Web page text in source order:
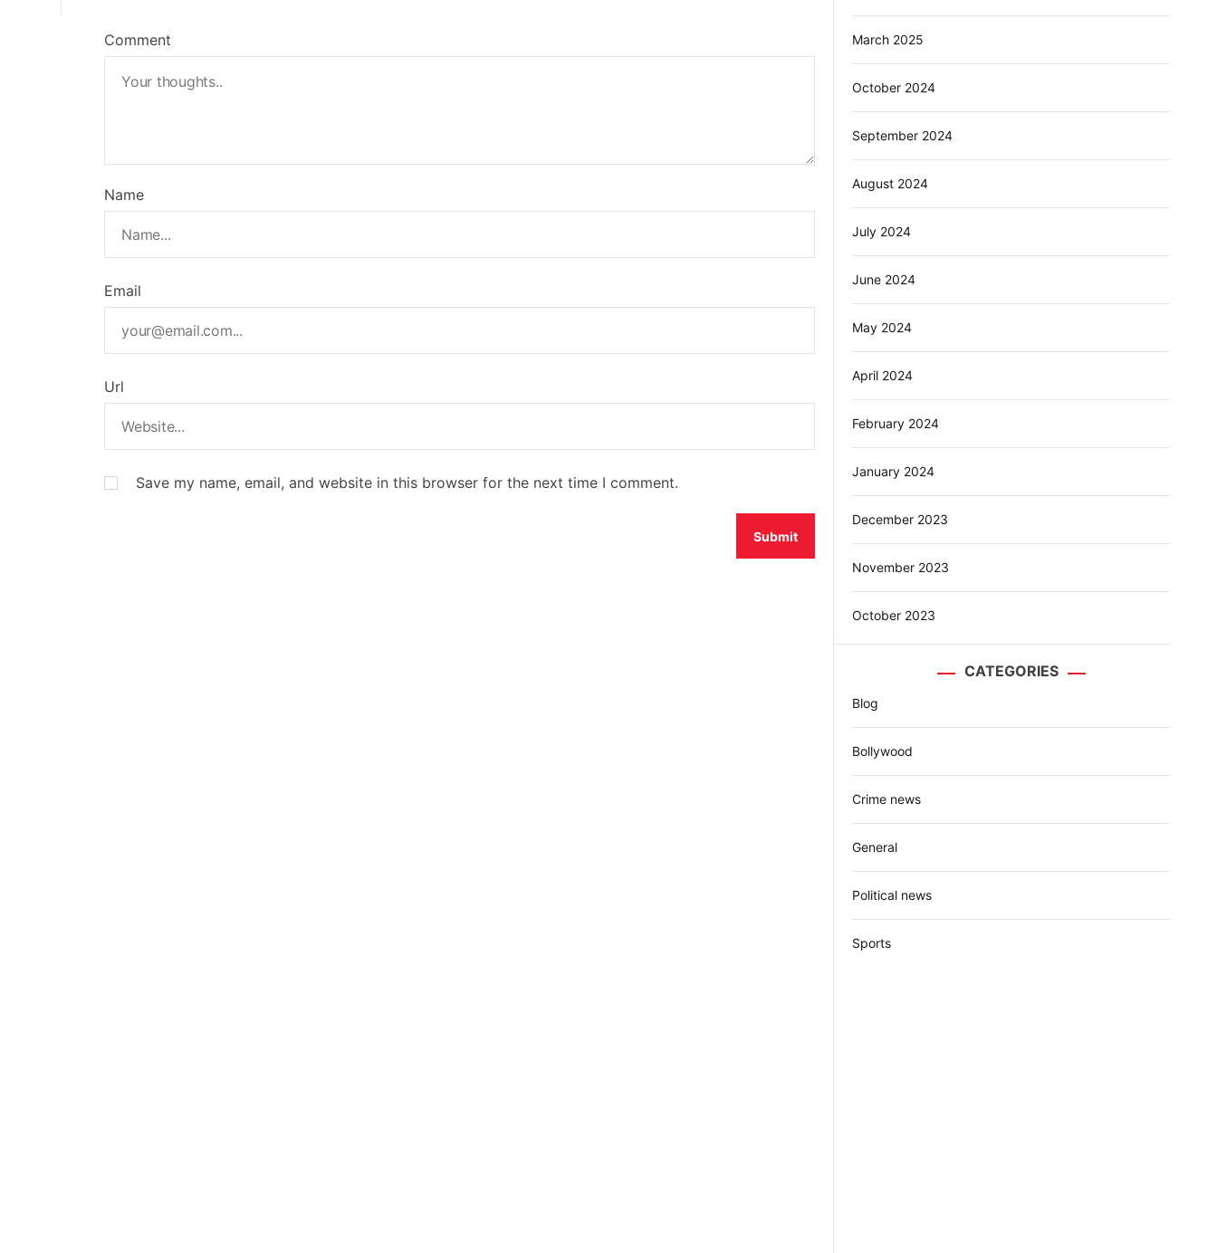
Comment
Name
Email
Url
Save my name, email, and website in this browser for the next time I comment.
March 2025
October 2024
September 2024
August 2024
July 2024
June 2024
May 2024
April 2024
February 2024
January 2024
December 2023
November 2023
October 2023
CATEGORIES
Blog
Bollywood
Crime news
General
Political news
Sports